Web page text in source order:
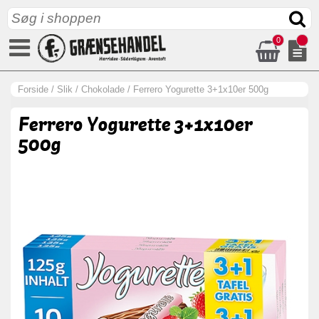
0
Forside / Slik / Chokolade / Ferrero Yogurette 3+1x10er 500g
Ferrero Yogurette 3+1x10er
500g